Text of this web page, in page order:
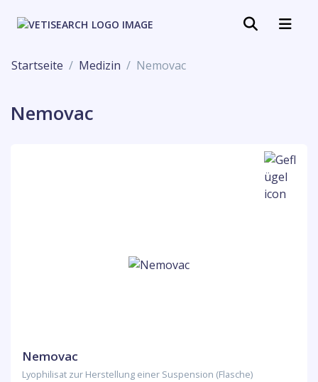
Startseite Medizin Nemovac
Nemovac
Nemovac
Lyophilisat zur Herstellung einer Suspension (Flasche)